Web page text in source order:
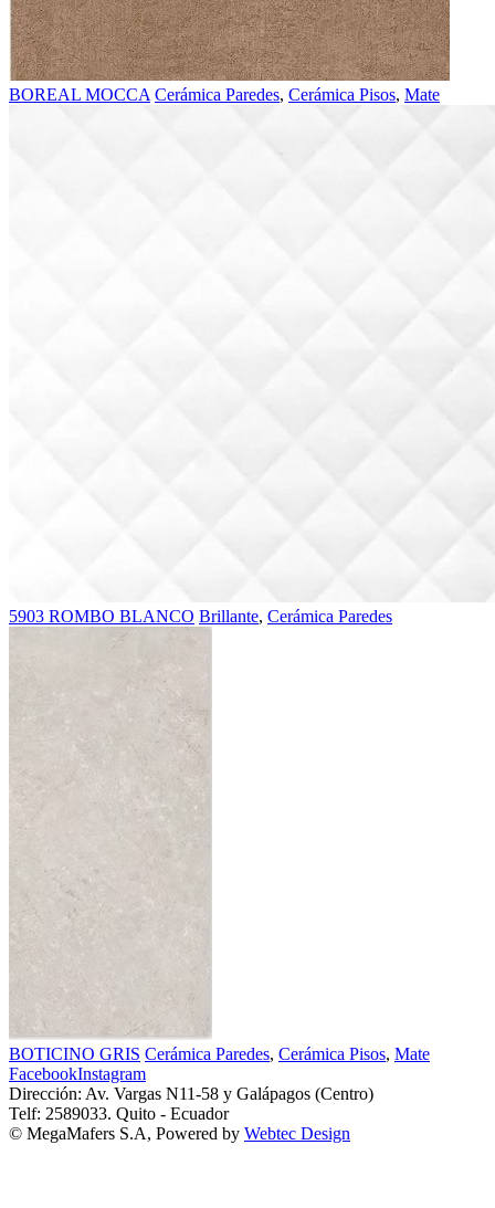
BOREAL MOCCA Cerámica Paredes, Cerámica Pisos, Mate
5903 ROMBO BLANCO Brillante, Cerámica Paredes
BOTICINO GRIS Cerámica Paredes, Cerámica Pisos, Mate
FacebookInstagram
Dirección: Av. Vargas N11-58 y Galápagos (Centro)
Telf: 2589033. Quito - Ecuador
© MegaMafers S.A, Powered by Webtec Design